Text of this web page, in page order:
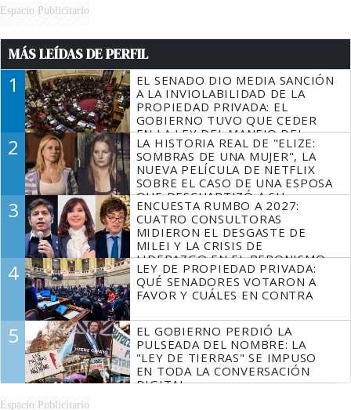
Espacio Publicitario
MÁS LEÍDAS DE PERFIL
1
EL SENADO DIO MEDIA SANCIÓN
A LA INVIOLABILIDAD DE LA
PROPIEDAD PRIVADA: EL
GOBIERNO TUVO QUE CEDER
EN LA LEY DEL MANEJO DEL
FUEGO
2
LA HISTORIA REAL DE "ELIZE:
SOMBRAS DE UNA MUJER", LA
NUEVA PELÍCULA DE NETFLIX
SOBRE EL CASO DE UNA ESPOSA
QUE DESCUARTIZÓ A SU
MARIDO
3
ENCUESTA RUMBO A 2027:
CUATRO CONSULTORAS
MIDIERON EL DESGASTE DE
MILEI Y LA CRISIS DE
LIDERAZGO EN EL PERONISMO
4
LEY DE PROPIEDAD PRIVADA:
QUÉ SENADORES VOTARON A
FAVOR Y CUÁLES EN CONTRA
5
EL GOBIERNO PERDIÓ LA
PULSEADA DEL NOMBRE: LA
"LEY DE TIERRAS" SE IMPUSO
EN TODA LA CONVERSACIÓN
DIGITAL
Espacio Publicitario